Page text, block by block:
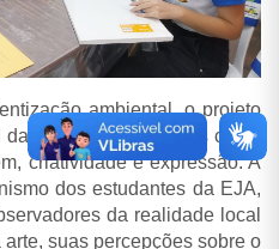
ambiental, o projeto
tecnologias digitais como
criatividade e expressão. A
dos estudantes da EJA,
da realidade local
suas percepções sobre o